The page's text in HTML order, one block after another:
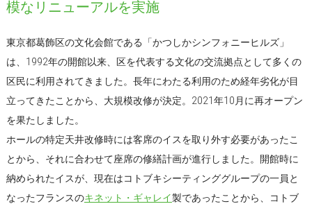
模なリニューアルを実施
東京都葛飾区の文化会館である「かつしかシンフォニーヒルズ」
は、1992年の開館以来、区を代表する文化の交流拠点として多くの
区民に利用されてきました。長年にわたる利用のため経年劣化が目
立ってきたことから、大規模改修が決定。2021年10月に再オープン
を果たしました。
ホールの特定天井改修時には客席のイスを取り外す必要があったこ
とから、それに合わせて座席の修繕計画が進行しました。開館時に
納められたイスが、現在はコトブキシーティンググループの一員と
なったフランスのキネット・ギャレイ製であったことから、コトブ